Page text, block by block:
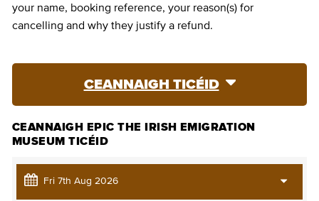
your name, booking reference, your reason(s) for
cancelling and why they justify a refund.
CEANNAIGH TICÉID
CEANNAIGH EPIC THE IRISH EMIGRATION
MUSEUM TICÉID